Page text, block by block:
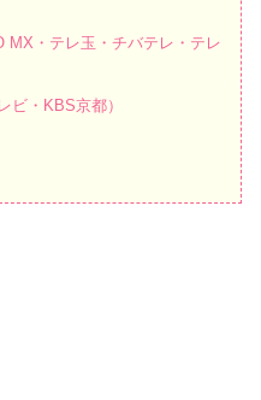
MX・テレ玉・チバテレ・テレ
ビ・KBS京都）